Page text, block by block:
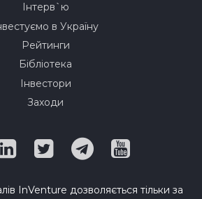
Інтерв`ю
в Україну
Рейтинги
Бібліотека
Інвестори
Заходи
InVenture дозволяється тільки за